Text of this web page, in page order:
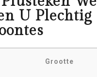
U Plechtig
Grootte